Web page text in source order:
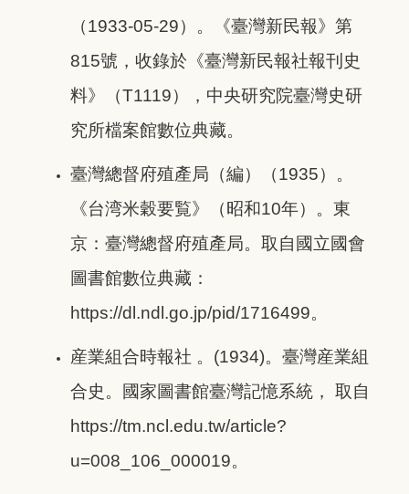
（1933-05-29）。《臺灣新民報》第
815號，收錄於《臺灣新民報社報刊史
料》（T1119），中央研究院臺灣史研
究所檔案館數位典藏。
臺灣總督府殖產局（編）（1935）。
《台湾米穀要覧》（昭和10年）。東
京：臺灣總督府殖產局。取自國立國會
圖書館數位典藏：
https://dl.ndl.go.jp/pid/1716499。
産業組合時報社 。(1934)。臺灣産業組
合史。國家圖書館臺灣記憶系統， 取自
https://tm.ncl.edu.tw/article?
u=008_106_000019。